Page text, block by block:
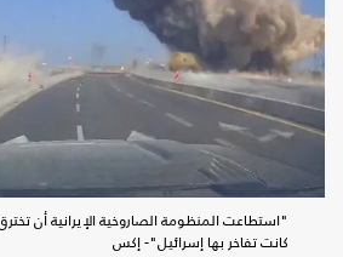
"استطاعت المنظومة الصاروخية الإيرانية أن
كانت تفاخر بها إسرائيل"- إكس